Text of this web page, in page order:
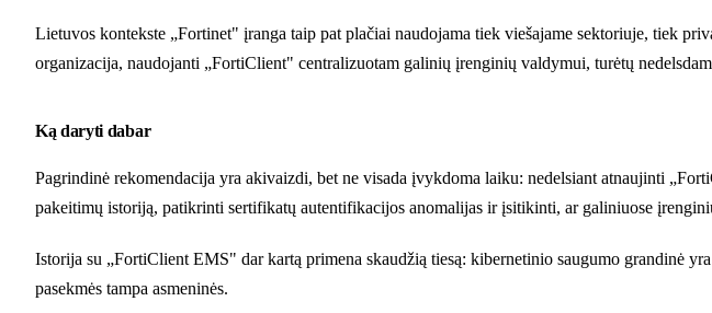
Lietuvos kontekste „Fortinet" įranga taip pat plačiai naudojama tiek viešajame sektoriuje, tiek
organizacija, naudojanti „FortiClient" centralizuotam galinių įrenginių valdymui, turėtų
Ką daryti dabar
Pagrindinė rekomendacija yra akivaizdi, bet ne visada įvykdoma laiku: nedelsiant atnaujinti
pakeitimų istoriją, patikrinti sertifikatų autentifikacijos anomalijas ir įsitikinti, ar galiniuose
Istorija su „FortiClient EMS" dar kartą primena skaudžią tiesą: kibernetinio saugumo grandinė
pasekmės tampa asmeninės.